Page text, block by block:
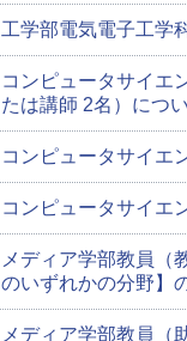
工学部電気電子工学
コンピュータサイエ
たは講師 2名）につ
コンピュータサイエ
コンピュータサイエ
メディア学部教員（
のいずれかの分野】
メディア学部教員（